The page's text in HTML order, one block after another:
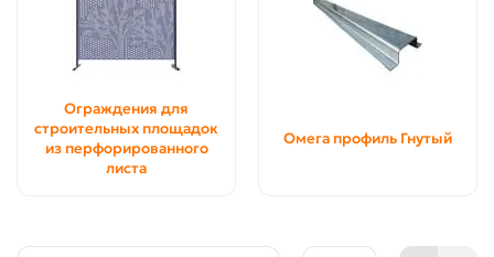
1408(4)
1515(2)
1538
1587 (4)
1786(2)
1852(4)
2564(2)
Ограждения для
строительных площадок
из перфорированного
листа
Омега профиль Гнутый